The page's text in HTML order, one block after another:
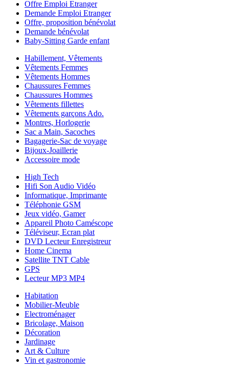
Offre Emploi Etranger
Demande Emploi Etranger
Offre, proposition bénévolat
Demande bénévolat
Baby-Sitting Garde enfant
Habillement, Vêtements
Vêtements Femmes
Vêtements Hommes
Chaussures Femmes
Chaussures Hommes
Vêtements fillettes
Vêtements garçons Ado.
Montres, Horlogerie
Sac a Main, Sacoches
Bagagerie-Sac de voyage
Bijoux-Joaillerie
Accessoire mode
High Tech
Hifi Son Audio Vidéo
Informatique, Imprimante
Téléphonie GSM
Jeux vidéo, Gamer
Appareil Photo Caméscope
Téléviseur, Ecran plat
DVD Lecteur Enregistreur
Home Cinema
Satellite TNT Cable
GPS
Lecteur MP3 MP4
Habitation
Mobilier-Meuble
Electroménager
Bricolage, Maison
Décoration
Jardinage
Art & Culture
Vin et gastronomie